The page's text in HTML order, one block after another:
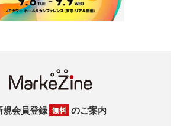
規会員登録 無料 のご案内